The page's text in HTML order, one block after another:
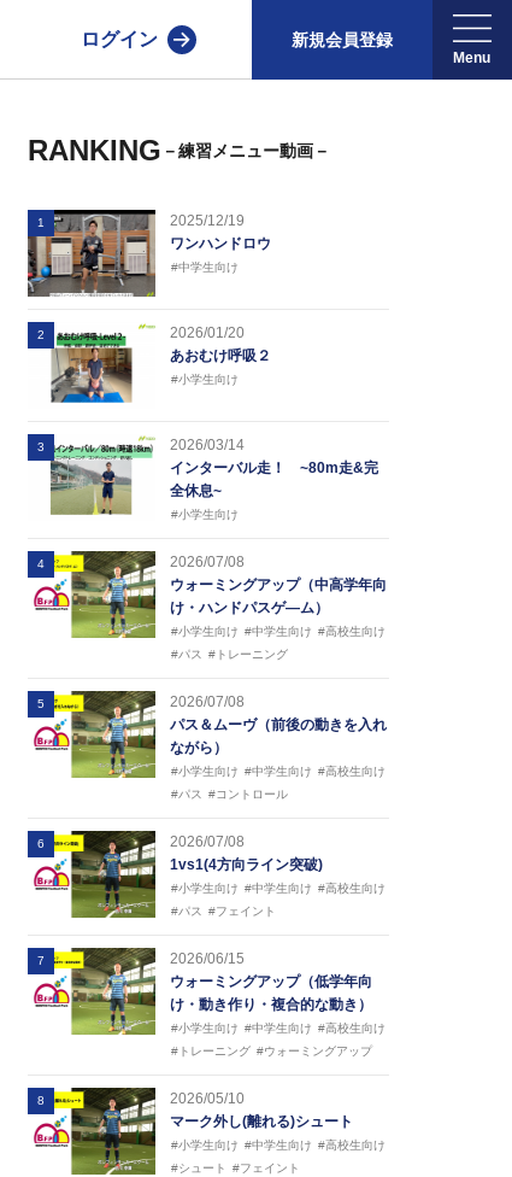
ログイン 新規会員登録
RANKING －練習メニュー動画－
1
2025/12/19
ワンハンドロウ
#中学生向け
2
2026/01/20
あおむけ呼吸２
#小学生向け
3
2026/03/14
インターバル走！ ~80m走&完
全休息~
#小学生向け
4
2026/07/08
ウォーミングアップ（中高学年向
け・ハンドパスゲ―ム）
#小学生向け #中学生向け #高校生向け
#パス
#トレーニング
5
2026/07/08
パス＆ムーヴ（前後の動きを入れ
ながら）
#小学生向け #中学生向け #高校生向け
#パス
#コントロール
6
2026/07/08
1vs1(4方向ライン突破)
#小学生向け #中学生向け #高校生向け
#パス
#フェイント
7
2026/06/15
ウォーミングアップ（低学年向
け・動き作り・複合的な動き）
#小学生向け #中学生向け #高校生向け
#トレーニング #ウォーミングアップ
8
2026/05/10
マーク外し(離れる)シュート
#小学生向け #中学生向け #高校生向け
#シュート
#フェイント